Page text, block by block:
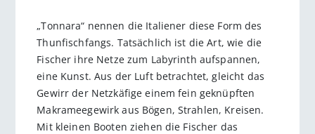
„Tonnara“ nennen die Italiener diese Form des
Thunfischfangs. Tatsächlich ist die Art, wie die
Fischer ihre Netze zum Labyrinth aufspannen,
eine Kunst. Aus der Luft betrachtet, gleicht das
Gewirr der Netzkäfige einem fein geknüpften
Makrameegewirk aus Bögen, Strahlen, Kreisen.
Mit kleinen Booten ziehen die Fischer das